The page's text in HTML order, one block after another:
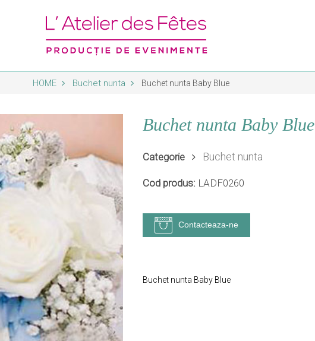
Servicii
Organizare evenimente
Consiliere & event planing
Ateliere recreative
Magazin
Ornamente florale
Arta florala
Oferte speciale
HOME Buchet nunta Buchet nunta Baby Blue
Buchet nunta Baby Blue
Categorie Buchet nunta
Cod produs: LADF0260
Contacteaza-ne
Buchet nunta Baby Blue